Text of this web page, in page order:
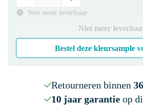
Niet meer leverbaar
Niet meer
Bestel deze kleursample
Retourneren binnen
10 jaar garantieop